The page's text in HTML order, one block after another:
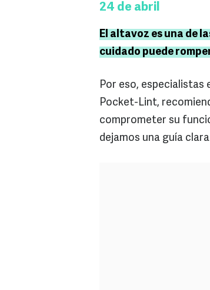
24 de abril
El altavoz es una de
cuidado puede
Por eso, especialistas
Pocket-Lint,
comprometer su
dejamos una guía